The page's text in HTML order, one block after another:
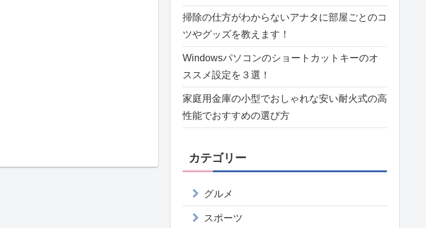
掃除の仕方がわからないアナタに部屋ごとのコ
ツやグッズを教えます！
Windowsパソコンのショートカットキーのオ
ススメ設定を３選！
家庭用金庫の小型でおしゃれな安い耐火式の高
性能でおすすめの選び方
カテゴリー
グルメ
スポーツ